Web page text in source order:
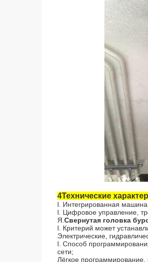
4Технические
l. Интегрированная
l. Цифровое управление,
Я. Свернутая головка
l. Критерий может
Электрические,
l. Способ
сети;
Лёгкое